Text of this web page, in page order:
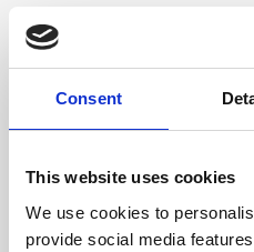
Consent
This website uses cookies
We use cookies to
provide social media
gestionar